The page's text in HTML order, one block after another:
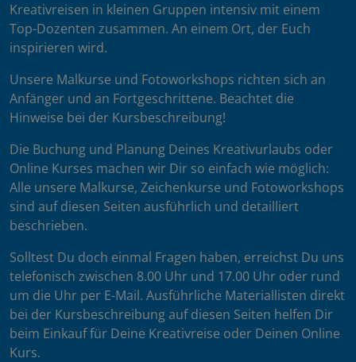
Kreativreisen in kleinen Gruppen intensiv mit einem
Top-Dozenten zusammen. An einem Ort, der Euch
inspirieren wird.
Unsere Malkurse und Fotoworkshops richten sich an
Anfänger und an Fortgeschrittene. Beachtet die
Hinweise bei der Kursbeschreibung!
Die Buchung und Planung Deines Kreativurlaubs oder
Online Kurses machen wir Dir so einfach wie möglich:
Alle unsere Malkurse, Zeichenkurse und Fotoworkshops
sind auf diesen Seiten ausführlich und detailliert
beschrieben.
Solltest Du doch einmal Fragen haben, erreichst Du uns
telefonisch zwischen 8.00 Uhr und 17.00 Uhr oder rund
um die Uhr per E-Mail. Ausführliche Materiallisten direkt
bei der Kursbeschreibung auf diesen Seiten helfen Dir
beim Einkauf für Deine Kreativreise oder Deinen Online
Kurs.